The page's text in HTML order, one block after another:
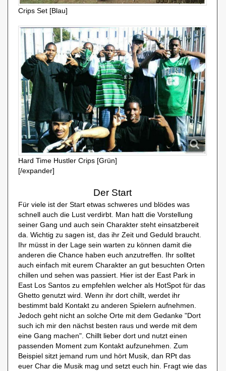
Crips Set [Blau]
Hard Time Hustler Crips [Grün]
[/expander]
Der Start
Für viele ist der Start etwas schweres und blödes was
schnell auch die Lust verdirbt. Man hatt die Vorstellung
seiner Gang und auch sein Charakter steht einsatzbereit
da. Wichtig zu sagen ist, das ihr Zeit und Geduld braucht.
Ihr müsst in der Lage sein warten zu können damit die
anderen die Chance haben euch anzutreffen. Ihr solltet
auch einfach mit eurem Charakter an gut besuchten Orten
chillen und sehen was passiert. Hier ist der East Park in
East Los Santos zu empfehlen welcher als HotSpot für das
Ghetto genutzt wird. Wenn ihr dort chillt, werdet ihr
bestimmt bald Kontakt zu anderen Spielern aufnehmen.
Jedoch geht nicht an solche Orte mit dem Gedanke "Dort
such ich mir den nächst besten raus und werde mit dem
eine Gang machen". Chillt lieber dort und nutzt einen
passenden Moment zum Kontakt aufzunehmen. Zum
Beispiel sitzt jemand rum und hört Musik, dan RPt das
euer Char die Musik mag und setzt euch hin. Fragt wie das